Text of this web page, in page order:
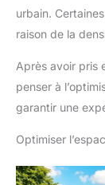
urbain.
raison de la
Après avoir pris
penser à
garantir une
Optimiser